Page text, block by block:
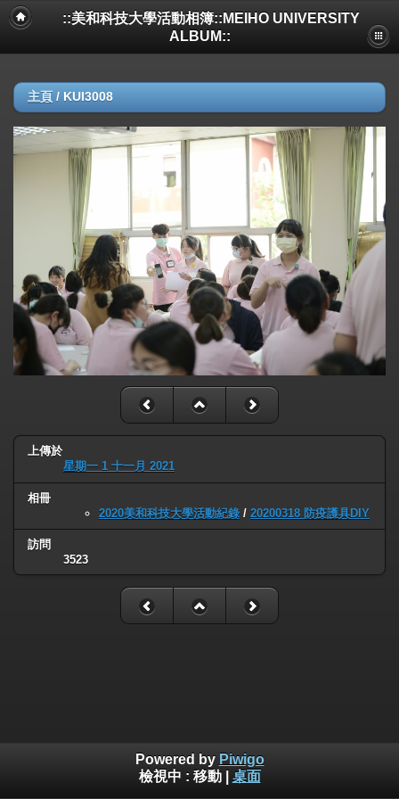
::美和科技大學活動相簿::MEIHO UNIVERSITY
ALBUM::
主頁 / KUI3008
上傳於
星期一 1 十一月 2021
相冊
2020美和科技大學活動紀錄 / 20200318 防疫護具DIY
訪問
3523
Powered by Piwigo
檢視中 : 移動| 桌面